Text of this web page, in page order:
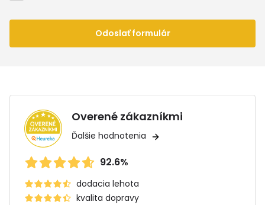
Odoslať formulár
Overené zákazníkmi
Ďalšie hodnotenia
92.6%
dodacia lehota
kvalita dopravy